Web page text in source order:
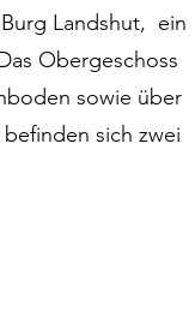
Landshut, ein
Obergeschoss
sowie über
sich zwei